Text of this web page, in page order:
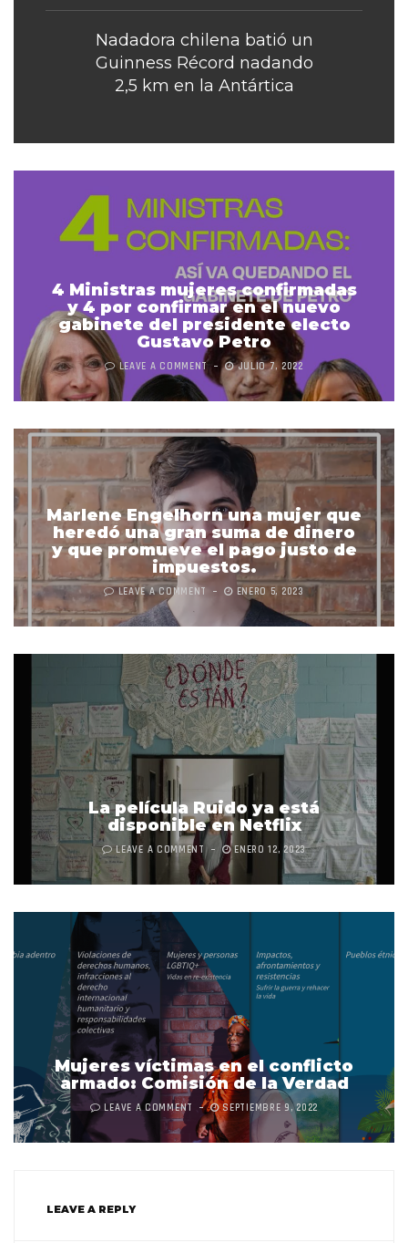
Nadadora chilena batió un
Guinness Récord nadando
2,5 km en la Antártica
4 Ministras mujeres confirmadas
y 4 por confirmar en el nuevo
gabinete del presidente electo
Gustavo Petro
LEAVE A COMMENT JULIO 7, 2022
Marlene Engelhorn una mujer que
heredó una gran suma de dinero
y que promueve el pago justo de
impuestos.
LEAVE A COMMENT ENERO 5, 2023
La película Ruido ya está
disponible en Netflix
LEAVE A COMMENT ENERO 12, 2023
Mujeres víctimas en el conflicto
armado: Comisión de la Verdad
LEAVE A COMMENT SEPTIEMBRE 9, 2022
LEAVE A REPLY